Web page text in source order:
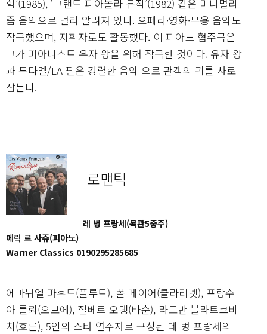
학’(1985), ‘그랜드 피아놀라 뮤직’(1982) 같은 미니멀리
즘 음악으로 널리 알려져 있다. 오페라·영화·무용 음악도
작곡했으며, 지휘자로도 활동했다. 이 피아노 협주곡은
그가 피아니스트 유자 왕을 위해 작곡한 것이다. 유자 왕
과 두다멜/LA 필은 강렬한 음악 으로 관객의 귀를 사로
잡는다.
로맨틱
레 벙 프랑세(목관5중주)
에릭 르 사쥬(피아노)
Warner Classics 0190295285685
에마뉘엘 파후드(플루트), 폴 메이어(클라리넷), 프랑수
아 를뢰(오보에), 질베르 오댕(바순), 라도반 블라트코비
치(호른), 5인의 스타 연주자로 구성된 레 벙 프랑세의